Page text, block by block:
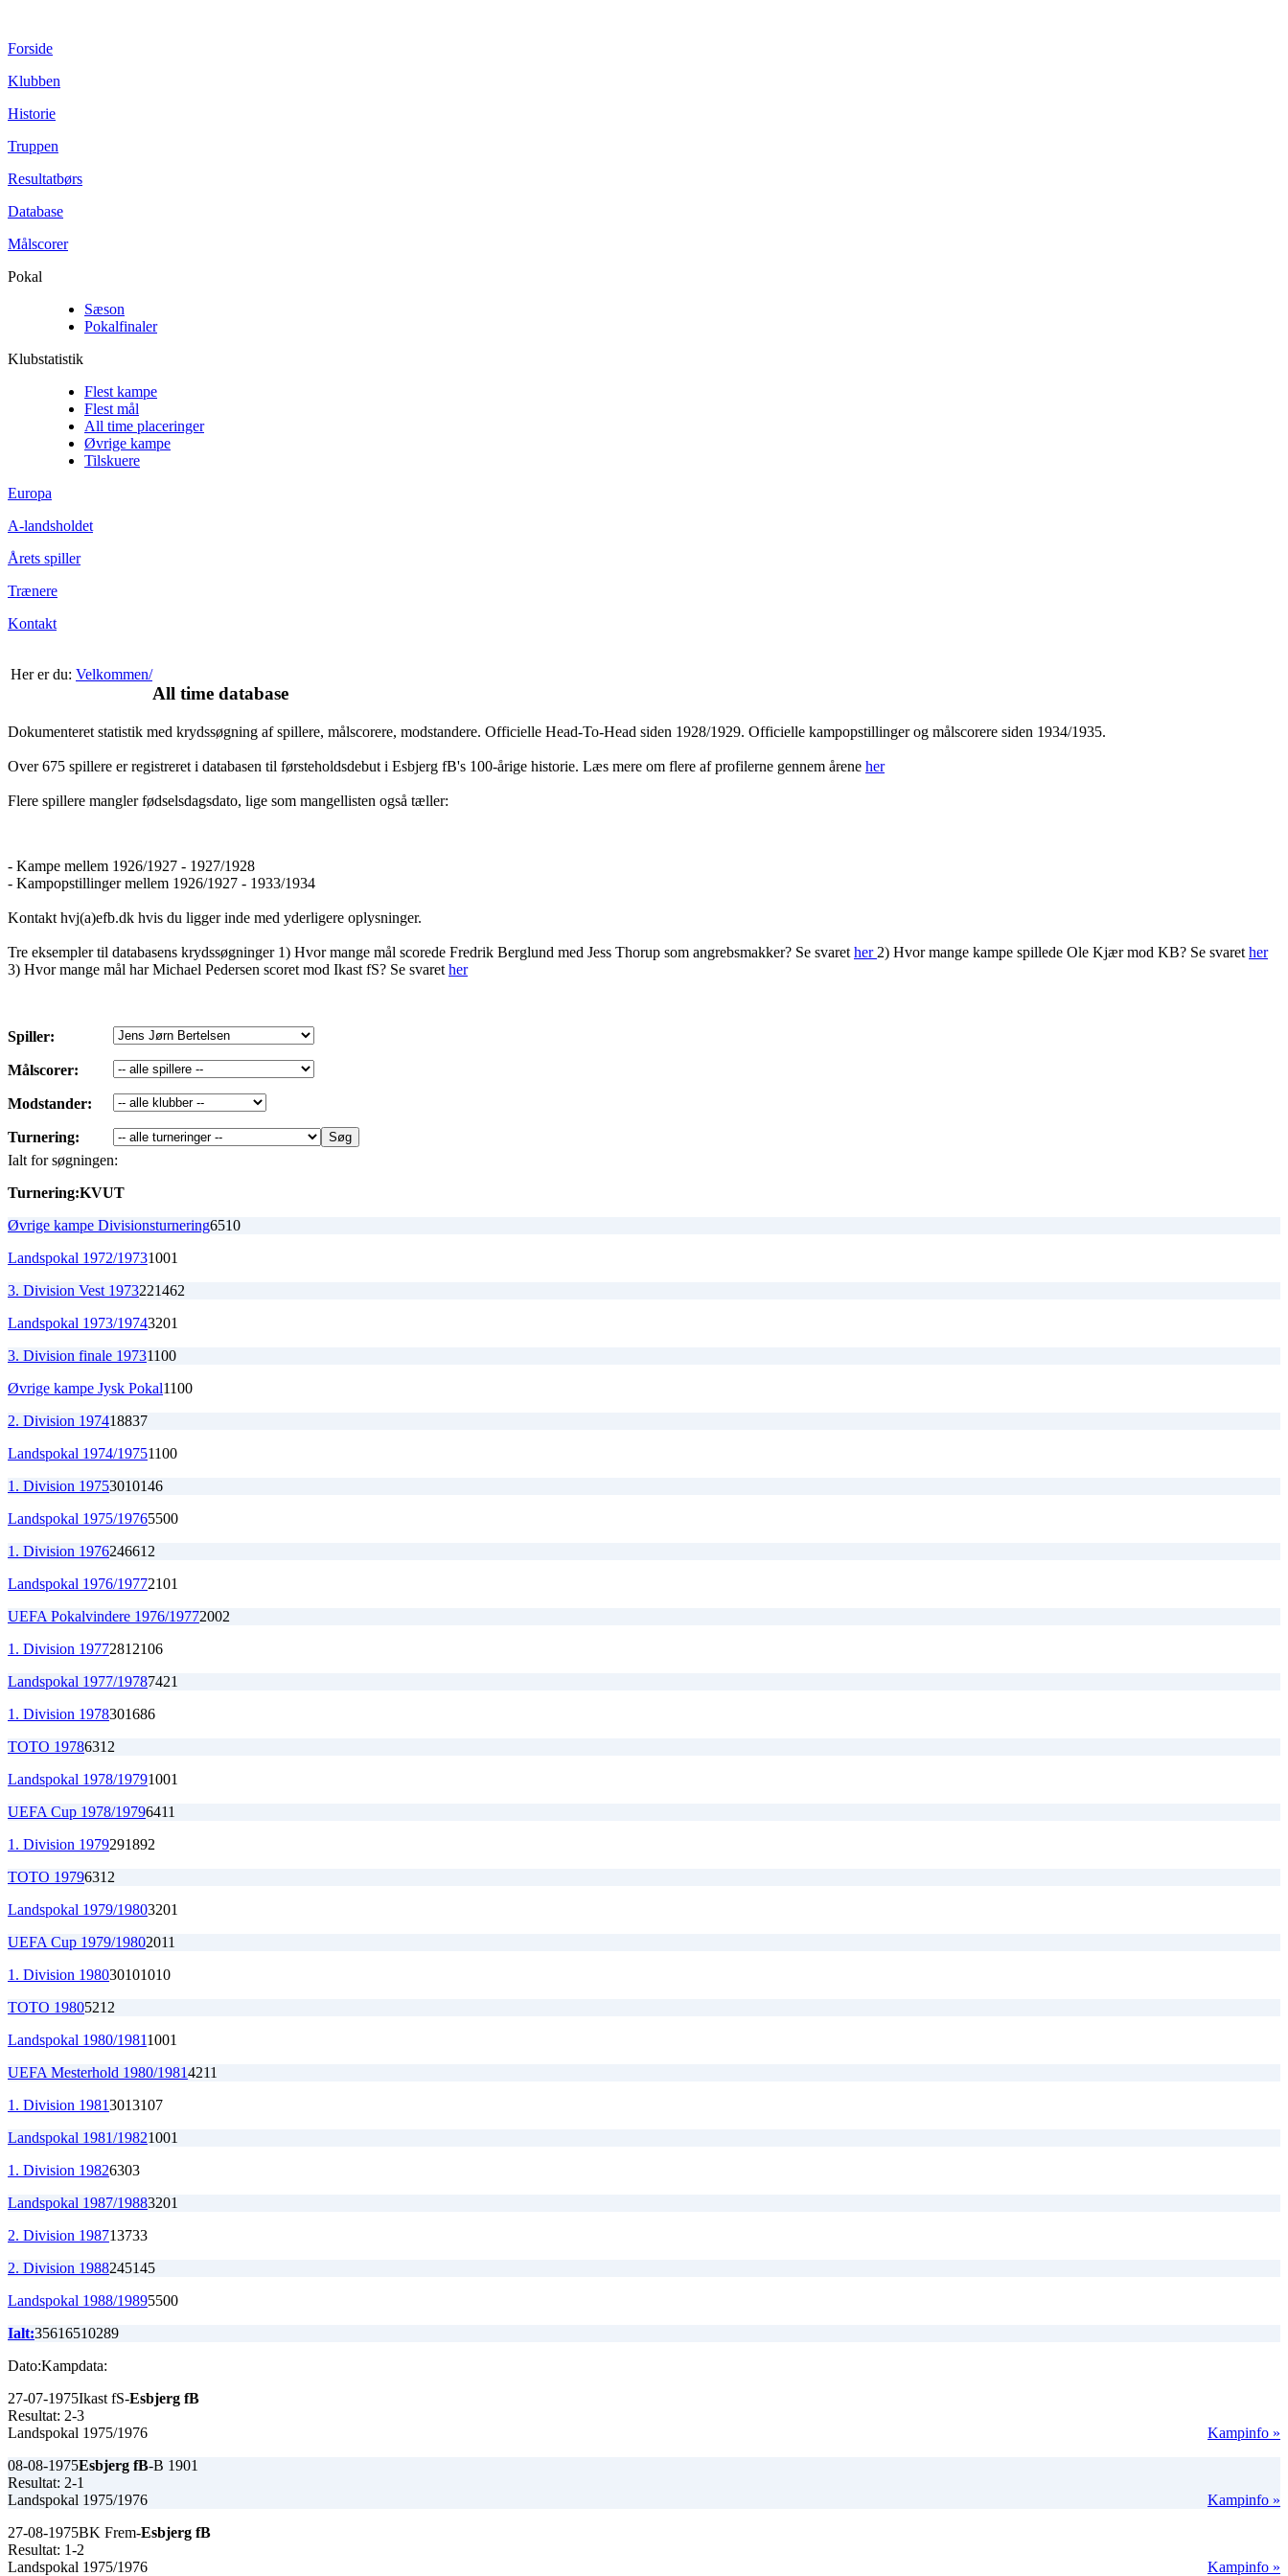
Forside
Klubben
Historie
Truppen
Resultatbørs
Database
Målscorer
Pokal
Sæson
Pokalfinaler
Klubstatistik
Flest kampe
Flest mål
All time placeringer
Øvrige kampe
Tilskuere
Europa
A-landsholdet
Årets spiller
Trænere
Kontakt
Her er du: Velkommen/
All time database
Dokumenteret statistik med krydssøgning af spillere, målscorere, modstandere. Officielle Head-To-Head siden 1928/1929. Officielle kampopstillinger og målscorere siden 1934/1935.
Over 675 spillere er registreret i databasen til førsteholdsdebut i Esbjerg fB's 100-årige historie. Læs mere om flere af profilerne gennem årene her
Flere spillere mangler fødselsdagsdato, lige som mangellisten også tæller:
- Kampe mellem 1926/1927 - 1927/1928
- Kampopstillinger mellem 1926/1927 - 1933/1934
Kontakt hvj(a)efb.dk hvis du ligger inde med yderligere oplysninger.
Tre eksempler til databasens krydssøgninger 1) Hvor mange mål scorede Fredrik Berglund med Jess Thorup som angrebsmakker? Se svaret her 2) Hvor mange kampe spillede Ole Kjær mod KB? Se svaret her
3) Hvor mange mål har Michael Pedersen scoret mod Ikast fS? Se svaret her
Spiller:
Målscorer:
Modstander:
Turnering:
Ialt for søgningen:
Turnering:KVUT
Øvrige kampe Divisionsturnering6510
Landspokal 1972/19731001
3. Division Vest 1973221462
Landspokal 1973/19743201
3. Division finale 19731100
Øvrige kampe Jysk Pokal1100
2. Division 197418837
Landspokal 1974/19751100
1. Division 19753010146
Landspokal 1975/19765500
1. Division 1976246612
Landspokal 1976/19772101
UEFA Pokalvindere 1976/19772002
1. Division 19772812106
Landspokal 1977/19787421
1. Division 1978301686
TOTO 1978631 2
Landspokal 1978/19791001
UEFA Cup 1978/19796411
1. Division 1979291892
TOTO 1979631 2
Landspokal 1979/19803201
UEFA Cup 1979/19802011
1. Division 198030101010
TOTO 1980521 2
Landspokal 1980/19811001
UEFA Mesterhold 1980/19814211
1. Division 19813013107
Landspokal 1981/19821001
1. Division 19826303
Landspokal 1987/19883201
2. Division 198713733
2. Division 1988245145
Landspokal 1988/19895500
Ialt:35616510289
Dato:Kampdata:
27-07-1975Ikast fS-Esbjerg fB
Resultat: 2-3
Landspokal 1975/1976
Kampinfo »
08-08-1975Esbjerg fB-B 1901
Resultat: 2-1
Landspokal 1975/1976
Kampinfo »
27-08-1975BK Frem-Esbjerg fB
Resultat: 1-2
Landspokal 1975/1976
Kampinfo »